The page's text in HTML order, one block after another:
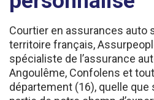
Courtier en assurances auto
territoire français,
spécialiste de l’assurance
Angoulême, Confolens et
département (16), quelle que
partie de notre champ